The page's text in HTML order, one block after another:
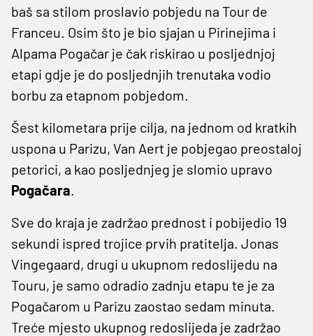
baš sa stilom proslavio pobjedu na Tour de
Franceu. Osim što je bio sjajan u Pirinejima i
Alpama Pogačar je čak riskirao u posljednjoj
etapi gdje je do posljednjih trenutaka vodio
borbu za etapnom pobjedom.
Šest kilometara prije cilja, na jednom od kratkih
uspona u Parizu, Van Aert je pobjegao preostaloj
petorici, a kao posljednjeg je slomio upravo
Pogačara.
Sve do kraja je zadržao prednost i pobijedio 19
sekundi ispred trojice prvih pratitelja. Jonas
Vingegaard, drugi u ukupnom redoslijedu na
Touru, je samo odradio zadnju etapu te je za
Pogačarom u Parizu zaostao sedam minuta.
Treće mjesto ukupnog redoslijeda je zadržao